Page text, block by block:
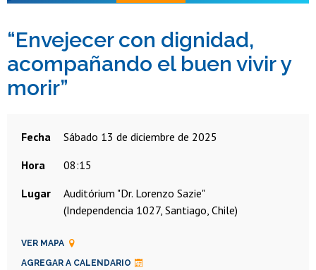
Funcionarias/os
Egresadas/os
“Envejecer con dignidad,
acompañando el buen vivir y
morir”
Fecha
sábado 13 de diciembre de 2025
Hora
08:15
Lugar
Auditórium "Dr. Lorenzo Sazie"
(Independencia 1027, Santiago, Chile)
VER MAPA
AGREGAR A CALENDARIO